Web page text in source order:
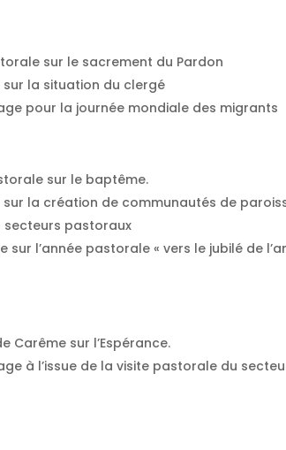
sur le sacrement du Pardon
la situation du clergé
pour la journée mondiale des migrants
sur le baptême.
la création de communautés de
pastoraux
sur l’année pastorale « vers le jubilé de
Carême sur l’Espérance.
à l’issue de la visite pastorale du